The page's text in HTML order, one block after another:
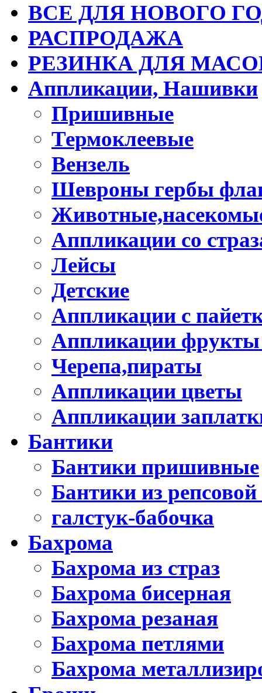
ВСЕ ДЛЯ НОВОГО
РАСПРОДАЖА
РЕЗИНКА ДЛЯ
Аппликации, Нашивки
Пришивные
Термоклеевые
Вензель
Шевроны гербы
Аппликации со
Лейсы
Детские
Аппликации с
Аппликации
Черепа,пираты
Аппликации цветы
Аппликации
Бантики
Бантики пришивные
Бантики из
галстук-бабочка
Бахрома
Бахрома из страз
Бахрома бисерная
Бахрома резаная
Бахрома петлями
Бахрома